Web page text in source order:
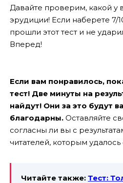
Давайте проверим, какой у
эрудиции! Если наберете 7/
прошли этот тест и не
Вперед!
Если вам понравилось,
тест! Две минуты на
найдут! Они за это будут
благодарны. Оставляйте
согласны ли вы с
читателей, которым удалось
Читайте также: Тест: